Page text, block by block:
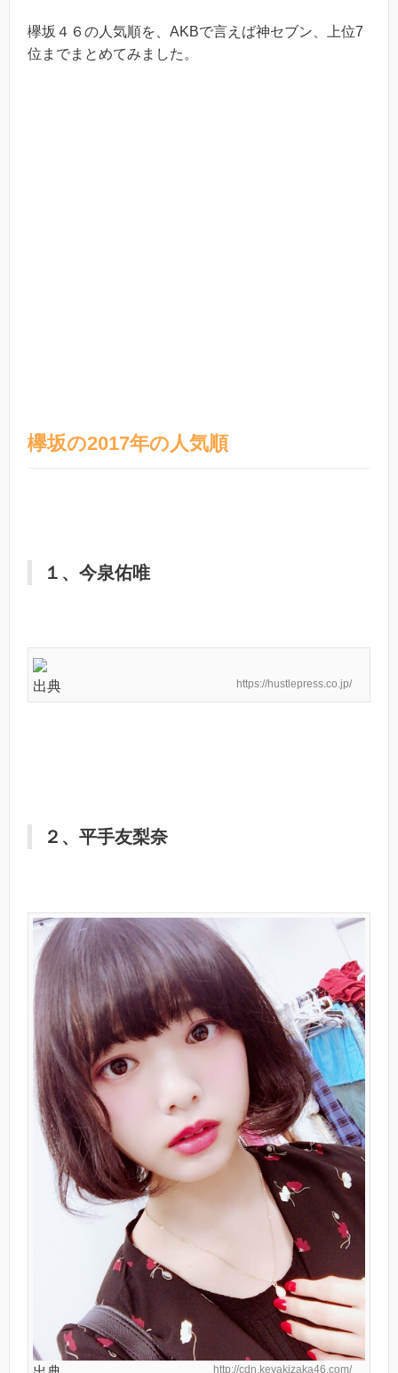
欅坂４６の人気順を、AKBで言えば神セブン、上位7
位までまとめてみました。
欅坂の2017年の人気順
１、今泉佑唯
出典 https://hustlepress.co.jp/
２、平手友梨奈
http://cdn.keyakizaka46.com/